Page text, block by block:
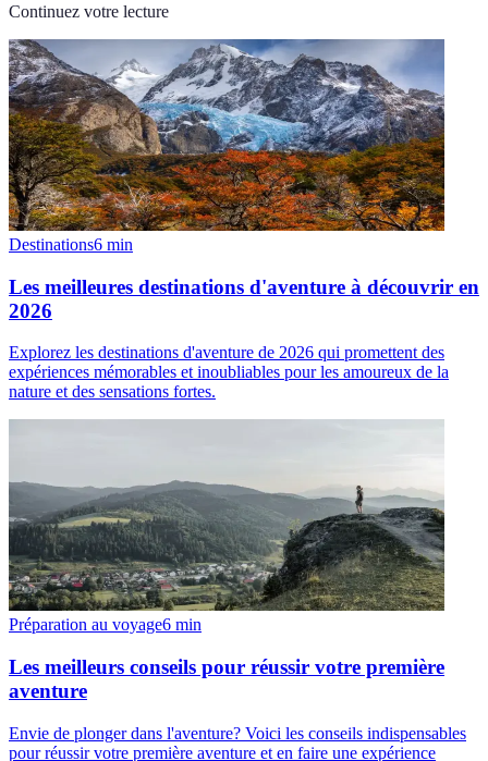
Continuez votre lecture
Destinations6 min
Les meilleures destinations d'aventure à découvrir en
2026
Explorez les destinations d'aventure de 2026 qui promettent des
expériences mémorables et inoubliables pour les amoureux de la
nature et des sensations fortes.
Préparation au voyage6 min
Les meilleurs conseils pour réussir votre première
aventure
Envie de plonger dans l'aventure? Voici les conseils indispensables
pour réussir votre première aventure et en faire une expérience